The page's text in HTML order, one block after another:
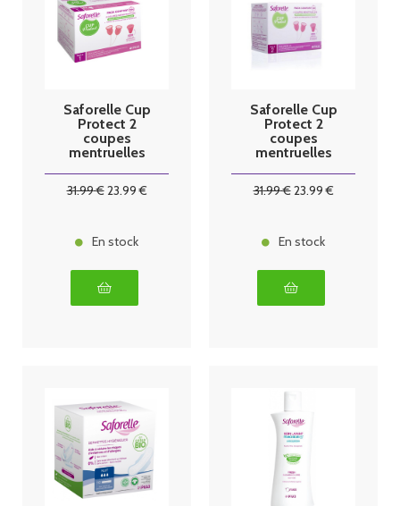
Saforelle Cup
Protect 2
coupes
mentruelles
31.99€23.99€
En stock
Saforelle Cup
Protect 2
coupes
mentruelles
31.99€23.99€
En stock